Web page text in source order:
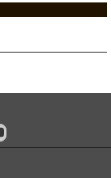
Youtube